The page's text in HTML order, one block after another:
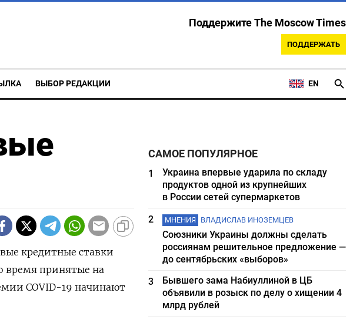
Поддержите The Moscow Times
ПОДДЕРЖАТЬ
ВЫБОР РЕДАКЦИИ EN
кредитные ставки
время принятые на
COVID-19 начинают
САМОЕ ПОПУЛЯРНОЕ
1
Украина впервые ударила по складу
продуктов одной из крупнейших
в России сетей супермаркетов
2
МНЕНИЯ ВЛАДИСЛАВ ИНОЗЕМЦЕВ
Союзники Украины должны сделать
россиянам решительное предложение —
до сентябрьских «выборов»
3
Бывшего зама Набиуллиной в ЦБ
объявили в розыск по делу о хищении 4
млрд рублей